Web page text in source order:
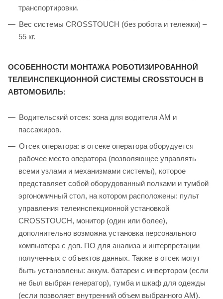
транспортировки.
Вес системы CROSSTOUCH (без робота и тележки) –
55 кг.
ОСОБЕННОСТИ МОНТАЖА РОБОТИЗИРОВАННОЙ
ТЕЛЕИНСПЕКЦИОННОЙ СИСТЕМЫ CROSSTOUCH В
АВТОМОБИЛЬ:
Водительский отсек: зона для водителя АМ и
пассажиров.
Отсек оператора: в отсеке оператора оборудуется
рабочее место оператора (позволяющее управлять
всеми узлами и механизмами системы), которое
представляет собой оборудованный полками и тумбой
эргономичный стол, на котором расположены: пульт
управления телеинспекционной установкой
CROSSTOUCH, монитор (один или более),
дополнительно возможна установка персонального
компьютера с доп. ПО для анализа и интерпретации
полученных с объектов данных. Также в отсек могут
быть установлены: аккум. батареи с инвертором (если
не был выбран генератор), тумба и шкаф для одежды
(если позволяет внутренний объем выбранного АМ).